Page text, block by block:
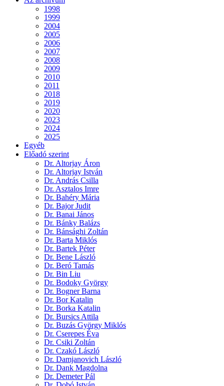
1998
1999
2004
2005
2006
2007
2008
2009
2010
2011
2018
2019
2020
2023
2024
2025
Egyéb
Előadó szerint
Dr. Altorjay Áron
Dr. Altorjay István
Dr. András Csilla
Dr. Asztalos Imre
Dr. Bahéry Mária
Dr. Bajor Judit
Dr. Banai János
Dr. Bánky Balázs
Dr. Bánsághi Zoltán
Dr. Barta Miklós
Dr. Bartek Péter
Dr. Bene László
Dr. Beró Tamás
Dr. Bin Liu
Dr. Bodoky György
Dr. Bogner Barna
Dr. Bor Katalin
Dr. Borka Katalin
Dr. Bursics Attila
Dr. Buzás György Miklós
Dr. Cserepes Éva
Dr. Csiki Zoltán
Dr. Czakó László
Dr. Damjanovich László
Dr. Dank Magdolna
Dr. Demeter Pál